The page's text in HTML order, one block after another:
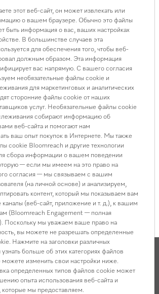
19 500 ₸
В КОРЗИНУ
3 000 ₸Подробнее
по ценам доставки смотрите в разделе
Т 4465. Страна-производитель:
товара и характеристики
этот веб-сайт, он может извлекать или
о вашем браузере. Обычно это файлы
быть информация о вас, ваших настройках
В большинстве случаев эта
для обеспечения того, чтобы веб-
должным образом. Эта информация
вас напрямую. С вашего согласия
необязательные файлы cookie и
для маркетинговых и аналитических
сторонние файлы cookie от наших
услуг. Необязательные файлы cookie
собирают информацию об
веб-сайта и помогают нам
ваш опыт покупок в Интернете. Мы также
cookie Bloomreach и другие технологии
сбора информации о вашем поведении
— если мы имеем на это право на
согласия — мы связываем с вашим
(на личной основе) и анализируем,
контент, который мы показываем вам
каналы (веб-сайт, приложение и т. д.), к вашим
(Bloomreach Engagement — полная
Поскольку мы уважаем ваше право на
вы можете не разрешать определенные
Нажмите на заголовки различных
узнать больше об этих категориях файлов
изменить свои настройки ниже.
определенных типов файлов cookie может
опыта использования веб-сайта и
которые мы предоставляем.